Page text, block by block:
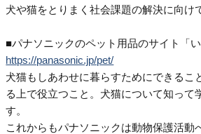
犬や猫をとりまく社会課題の解決に向け
■パナソニックのペット用品のサイト「
https://panasonic.jp/pet/
犬猫もしあわせに暮らすためにできるこ
る上で役立つこと。犬猫について知って
す。
これからもパナソニックは動物保護活動